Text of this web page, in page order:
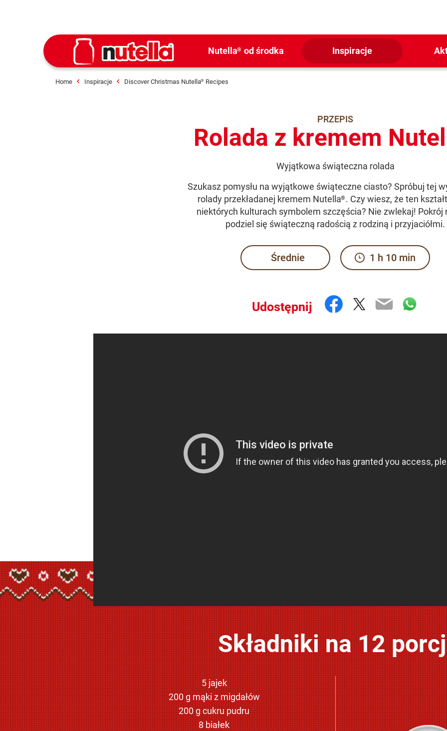
Nutella® od środka Inspiracje
Home Inspiracje Discover Christmas Nutella® Recipes
PRZEPIS
Rolada z kremem
Wyjątkowa świąteczna rolada
Szukasz pomysłu na wyjątkowe świąteczne ciasto? Spróbuj tej
rolady przekładanej kremem Nutella® . Czy wiesz, że ten
niektórych kulturach symbolem szczęścia? Nie zwlekaj! Pokrój
podziel się świąteczną radością z rodziną i przyjaciółmi.
Średnie 1 h 10 min
Udostępnij Facebook
Twitter
Email
Składniki na 12
5 jajek
200 g mąki z migdałów
200 g cukru pudru
8 białek